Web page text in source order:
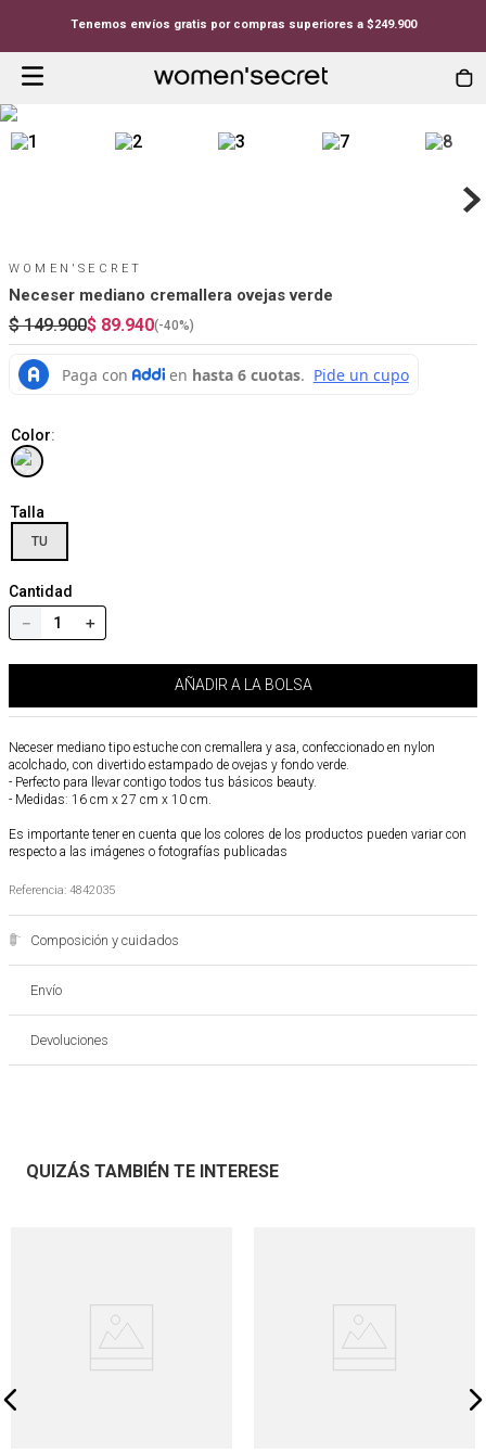
Tenemos envíos gratis por compras superiores a $249.900
WOMEN'SECRET
Neceser mediano cremallera ovejas verde
$ 149.900$ 89.940(-40%)
Color:
Talla
TU
Cantidad
＋
－
AÑADIR A LA BOLSA
Neceser mediano tipo estuche con cremallera y asa, confeccionado en nylon
acolchado, con divertido estampado de ovejas y fondo verde.
- Perfecto para llevar contigo todos tus básicos beauty.
- Medidas: 16 cm x 27 cm x 10 cm.
Es importante tener en cuenta que los colores de los productos pueden variar con
respecto a las imágenes o fotografías publicadas
Referencia: 4842035
Composición y cuidados
Envío
Devoluciones
QUIZÁS TAMBIÉN TE INTERESE